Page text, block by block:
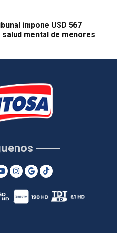
impone USD 567
mental de menores